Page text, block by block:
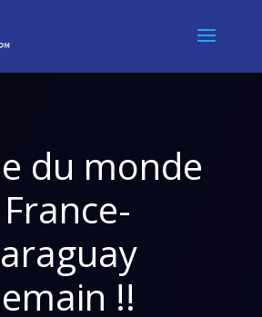
du monde
!!